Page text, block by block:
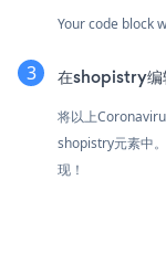
Your code block
在shopistry编
将以上
shopistry元素中
现！